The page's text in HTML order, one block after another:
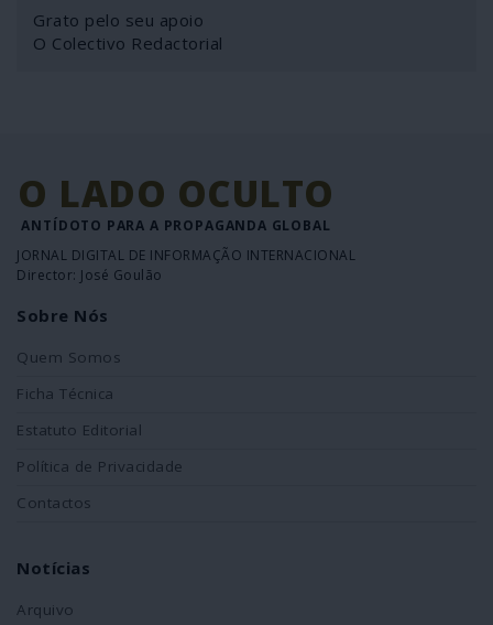
Grato pelo seu apoio
O Colectivo Redactorial
O LADO OCULTO
ANTÍDOTO PARA A PROPAGANDA GLOBAL
JORNAL DIGITAL DE INFORMAÇÃO INTERNACIONAL
Director: José Goulão
Sobre Nós
Quem Somos
Ficha Técnica
Estatuto Editorial
Política de Privacidade
Contactos
Notícias
Arquivo